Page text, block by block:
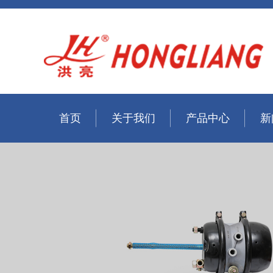
首页 关于我们 产品中心